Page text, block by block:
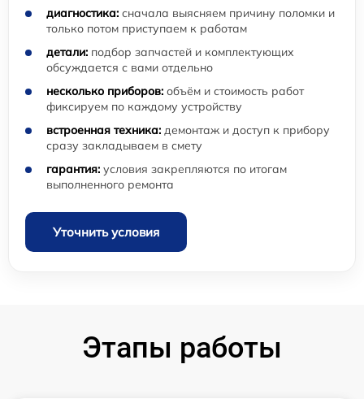
диагностика: сначала выясняем причину поломки и
только потом приступаем к работам
детали: подбор запчастей и комплектующих
обсуждается с вами отдельно
несколько приборов: объём и стоимость работ
фиксируем по каждому устройству
встроенная техника: демонтаж и доступ к прибору
сразу закладываем в смету
гарантия: условия закрепляются по итогам
выполненного ремонта
Уточнить условия
Этапы работы